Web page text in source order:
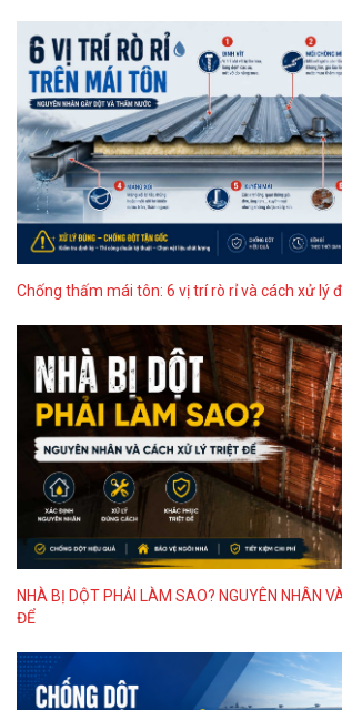
Chống thấm mái tôn: 6 vị trí rò rỉ và cách xử lý
NHÀ BỊ DỘT PHẢI LÀM SAO? NGUYÊN NHÂN
ĐỂ